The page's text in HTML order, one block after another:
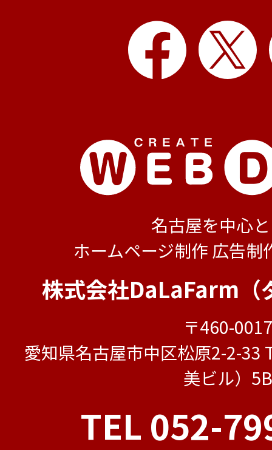
名古屋を中心
ホームページ制作 広告制
株式会社DaLaFarm（
〒460-
愛知県名古屋市中区松原2-2-33
美ビル）5B
TEL 052-